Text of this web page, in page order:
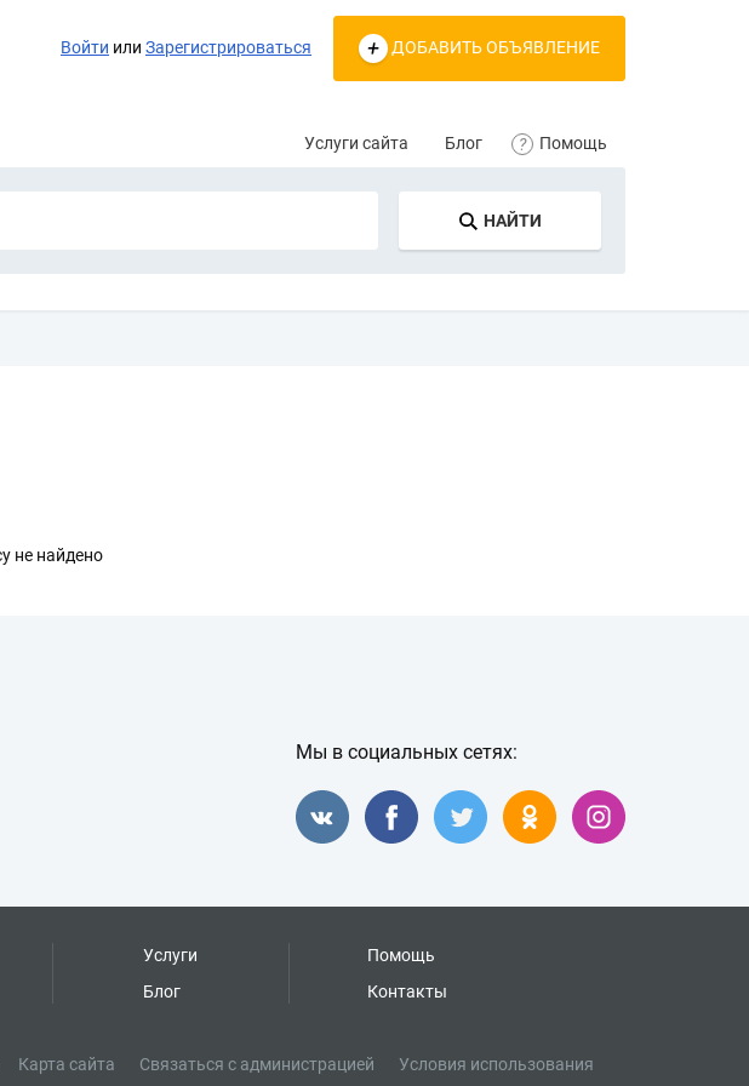
Войти или Зарегистрироваться ДОБАВИТЬ ОБЪЯВЛЕНИЕ
Услуги сайта Блог Помощь
НАЙТИ
не найдено
Мы в социальных сетях:
Услуги
Блог
Помощь
Контакты
Карта сайта Связаться с администрацией Условия использования